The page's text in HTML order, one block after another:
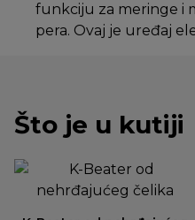
funkciju za meringe i
pera. Ovaj je uređaj
Što je u kutiji